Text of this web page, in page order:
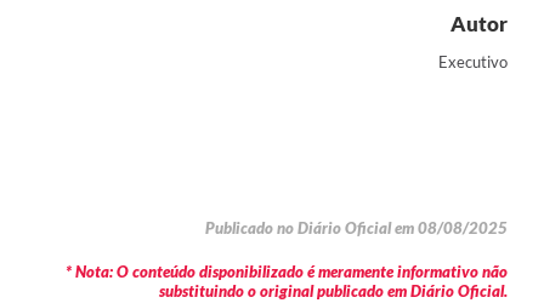
Autor
Executivo
Publicado no Diário Oficial em 08/08/2025
* Nota: O conteúdo disponibilizado é meramente informativo não
substituindo o original publicado em Diário Oficial.